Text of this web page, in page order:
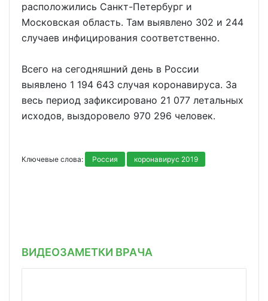
расположились Санкт-Петербург и
Московская область. Там выявлено 302 и 244
случаев инфицирования соответственно.
Всего на сегодняшний день в России
выявлено 1 194 643 случая коронавируса. За
весь период зафиксировано 21 077 летальных
исходов, выздоровело 970 296 человек.
Ключевые слова: Россия коронавирус 2019
ВИДЕОЗАМЕТКИ ВРАЧА